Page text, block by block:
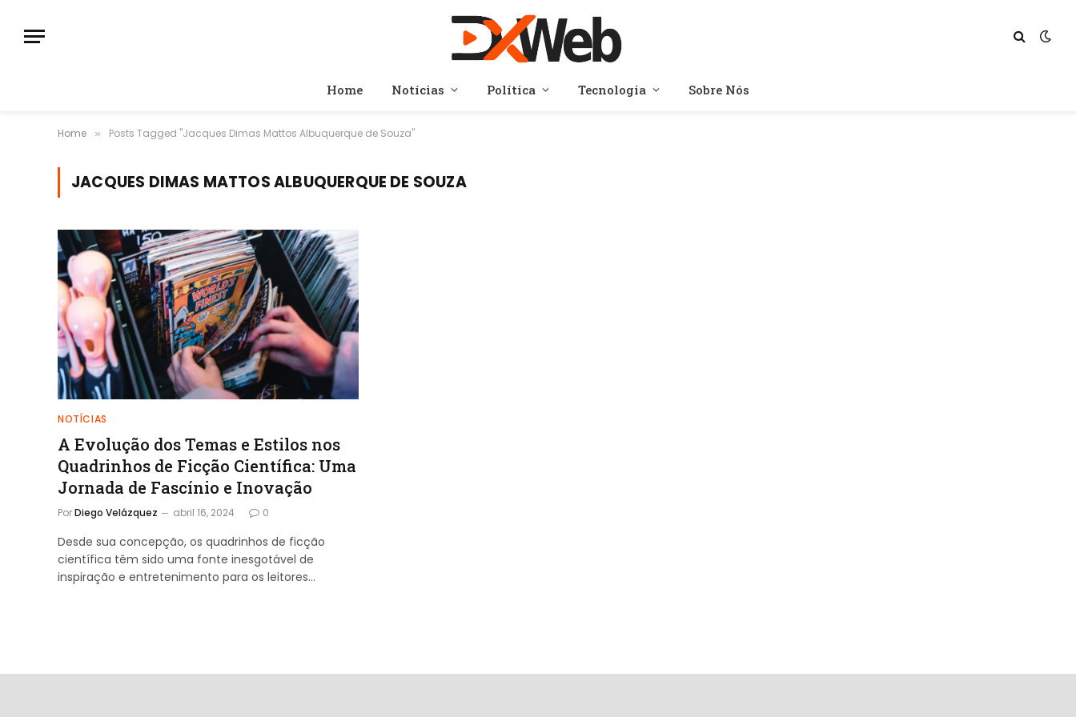
Home Notícias Política Tecnologia Sobre Nós
Home » Posts Tagged "Jacques Dimas Mattos Albuquerque de Souza"
JACQUES DIMAS MATTOS ALBUQUERQUE DE SOUZA
NOTÍCIAS
A Evolução dos Temas e Estilos nos
Quadrinhos de Ficção Científica: Uma
Jornada de Fascínio e Inovação
PorDiego Velázquez abril 16, 2024 0
Desde sua concepção, os quadrinhos de ficção
científica têm sido uma fonte inesgotável de
inspiração e entretenimento para os leitores…